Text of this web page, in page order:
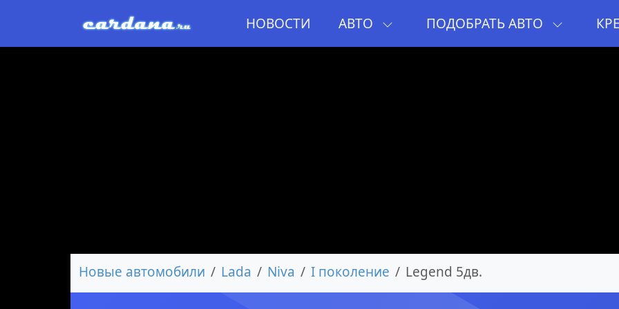
НОВОСТИ АВТО ПОДОБРАТЬ АВТО
Новые автомобили Lada Niva I поколение Legend 5дв.